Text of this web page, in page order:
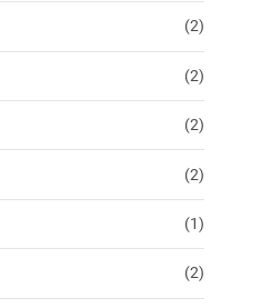
(2)
(2)
(2)
(2)
(1)
(2)